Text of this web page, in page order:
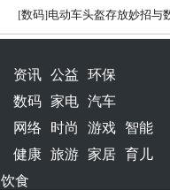
[数码]电动车头盔存放妙招与
资讯 公益 环保
数码 家电 汽车
网络 时尚 游戏 智能
健康 旅游 家居 育儿
饮食